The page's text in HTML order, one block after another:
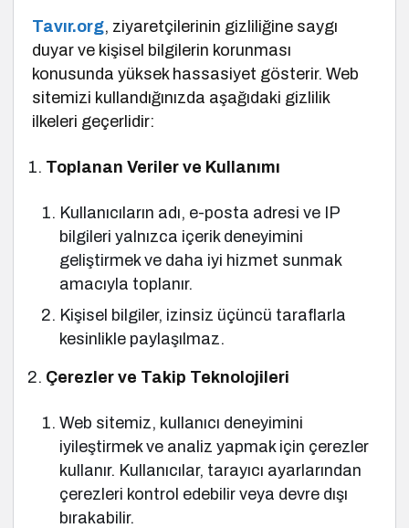
Tavır.org, ziyaretçilerinin gizliliğine saygı
duyar ve kişisel bilgilerin korunması
konusunda yüksek hassasiyet gösterir. Web
sitemizi kullandığınızda aşağıdaki gizlilik
ilkeleri geçerlidir:
Toplanan Veriler ve Kullanımı
Kullanıcıların adı, e-posta adresi ve IP
bilgileri yalnızca içerik deneyimini
geliştirmek ve daha iyi hizmet sunmak
amacıyla toplanır.
Kişisel bilgiler, izinsiz üçüncü taraflarla
kesinlikle paylaşılmaz.
Çerezler ve Takip Teknolojileri
Web sitemiz, kullanıcı deneyimini
iyileştirmek ve analiz yapmak için çerezler
kullanır. Kullanıcılar, tarayıcı ayarlarından
çerezleri kontrol edebilir veya devre dışı
bırakabilir.